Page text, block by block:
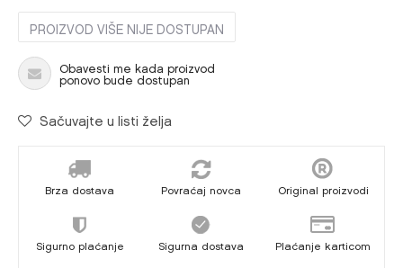
PROIZVOD VIŠE NIJE DOSTUPAN
Obavesti me kada proizvod
ponovo bude dostupan
Sačuvajte u listi želja
Brza dostava Povraćaj novca Original proizvodi
Sigurno plaćanje Sigurna dostava Plaćanje karticom